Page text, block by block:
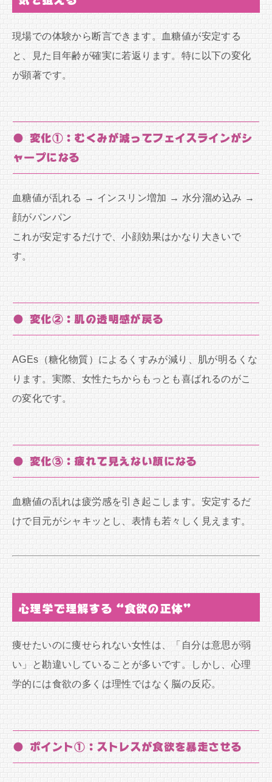
現場での体験から断言できます。血糖値が安定する
と、見た目年齢が確実に若返ります。特に以下の変化
が顕著です。
● 変化①：むくみが減ってフェイスラインがシ
ャープになる
血糖値が乱れる → インスリン増加 → 水分溜め込み →
顔がパンパン
これが安定するだけで、小顔効果はかなり大きいで
す。
● 変化②：肌の透明感が戻る
AGEs（糖化物質）によるくすみが減り、肌が明るくな
ります。実際、女性たちからもっとも喜ばれるのがこ
の変化です。
● 変化③：疲れて見えない顔になる
血糖値の乱れは疲労感を引き起こします。安定するだ
けで目元がシャキッとし、表情も若々しく見えます。
心理学で理解する“食欲の正体”
痩せたいのに痩せられない女性は、「自分は意思が弱
い」と勘違いしていることが多いです。しかし、心理
学的には食欲の多くは理性ではなく脳の反応。
● ポイント①：ストレスが食欲を暴走させる